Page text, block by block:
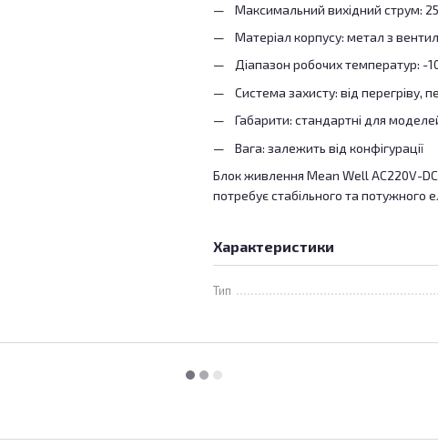
Максимальний вихідний струм:
Матеріал корпусу: метал з
Діапазон робочих температур: -
Система захисту: від перегріву,
Габарити: стандартні для
Вага: залежить від конфігурації
Блок живлення Mean Well AC220V-
потребує стабільного та потужного
Характеристики
Тип